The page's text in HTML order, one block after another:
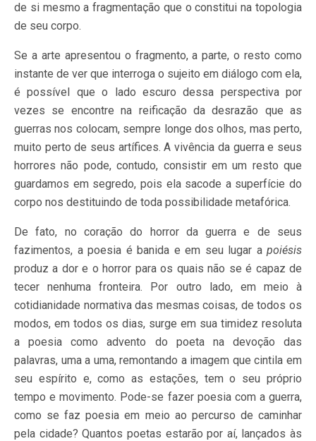
de si mesmo a fragmentação que o constitui na topologia
de seu corpo.
Se a arte apresentou o fragmento, a parte, o resto como
instante de ver que interroga o sujeito em diálogo com ela,
é possível que o lado escuro dessa perspectiva por
vezes se encontre na reificação da desrazão que as
guerras nos colocam, sempre longe dos olhos, mas perto,
muito perto de seus artífices. A vivência da guerra e seus
horrores não pode, contudo, consistir em um resto que
guardamos em segredo, pois ela sacode a superfície do
corpo nos destituindo de toda possibilidade metafórica.
De fato, no coração do horror da guerra e de seus
fazimentos, a poesia é banida e em seu lugar a poiésis
produz a dor e o horror para os quais não se é capaz de
tecer nenhuma fronteira. Por outro lado, em meio à
cotidianidade normativa das mesmas coisas, de todos os
modos, em todos os dias, surge em sua timidez resoluta
a poesia como advento do poeta na devoção das
palavras, uma a uma, remontando a imagem que cintila em
seu espírito e, como as estações, tem o seu próprio
tempo e movimento. Pode-se fazer poesia com a guerra,
como se faz poesia em meio ao percurso de caminhar
pela cidade? Quantos poetas estarão por aí, lançados às